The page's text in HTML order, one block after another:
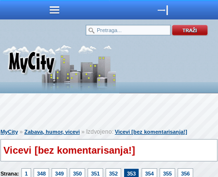
MyCity » Zabava, humor, vicevi » Izdvojeno: Vicevi [bez komentarisanja!]
Vicevi [bez komentarisanja!]
Strana: 1 348 349 350 351 352 353 354 355
356